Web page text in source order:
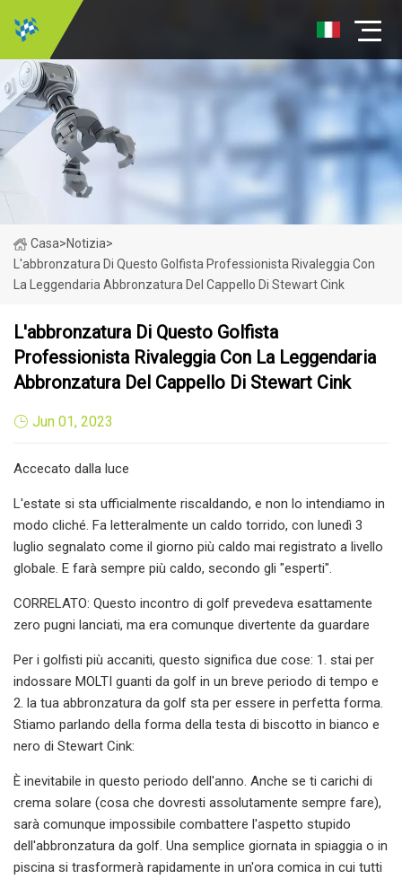
Casa>Notizia>
L'abbronzatura Di Questo Golfista Professionista Rivaleggia Con
La Leggendaria Abbronzatura Del Cappello Di Stewart Cink
L'abbronzatura Di Questo Golfista
Professionista Rivaleggia Con La Leggendaria
Abbronzatura Del Cappello Di Stewart Cink
Jun 01, 2023
Accecato dalla luce
L'estate si sta ufficialmente riscaldando, e non lo intendiamo in
modo cliché. Fa letteralmente un caldo torrido, con lunedì 3
luglio segnalato come il giorno più caldo mai registrato a livello
globale. E farà sempre più caldo, secondo gli "esperti".
CORRELATO: Questo incontro di golf prevedeva esattamente
zero pugni lanciati, ma era comunque divertente da guardare
Per i golfisti più accaniti, questo significa due cose: 1. stai per
indossare MOLTI guanti da golf in un breve periodo di tempo e
2. la tua abbronzatura da golf sta per essere in perfetta forma.
Stiamo parlando della forma della testa di biscotto in bianco e
nero di Stewart Cink:
È inevitabile in questo periodo dell'anno. Anche se ti carichi di
crema solare (cosa che dovresti assolutamente sempre fare),
sarà comunque impossibile combattere l'aspetto stupido
dell'abbronzatura da golf. Una semplice giornata in spiaggia o in
piscina si trasformerà rapidamente in un'ora comica in cui tutti